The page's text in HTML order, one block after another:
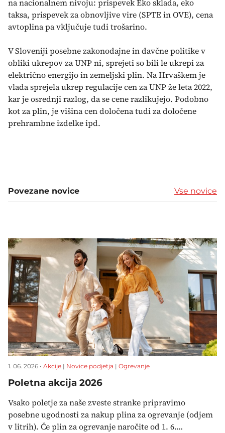
na nacionalnem nivoju: prispevek Eko sklada, eko
taksa, prispevek za obnovljive vire (SPTE in OVE), cena
avtoplina pa vključuje tudi trošarino.
V Sloveniji posebne zakonodajne in davčne politike v
obliki ukrepov za UNP ni, sprejeti so bili le ukrepi za
električno energijo in zemeljski plin. Na Hrvaškem je
vlada sprejela ukrep regulacije cen za UNP že leta 2022,
kar je osrednji razlog, da se cene razlikujejo. Podobno
kot za plin, je višina cen določena tudi za določene
prehrambne izdelke ipd.
Povezane novice Vse novice
1. 06. 2026 • Akcije | Novice podjetja | Ogrevanje
Poletna akcija 2026
Vsako poletje za naše zveste stranke pripravimo
posebne ugodnosti za nakup plina za ogrevanje (odjem
v litrih). Če plin za ogrevanje naročite od 1. 6.…